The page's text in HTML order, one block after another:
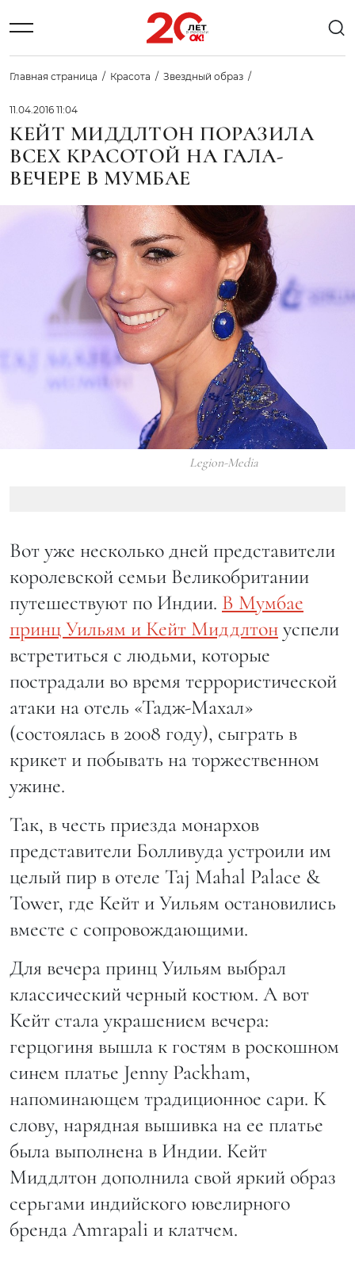
Главная страница Красота Звездный образ
11.04.2016 11:04
КЕЙТ МИДДЛТОН ПОРАЗИЛА
ВСЕХ КРАСОТОЙ НА ГАЛА-
ВЕЧЕРЕ В МУМБАЕ
Legion-Media
Вот уже несколько дней представители
королевской семьи Великобритании
путешествуют по Индии. В Мумбае
принц Уильям и Кейт Миддлтонуспели
встретиться с людьми, которые
пострадали во время террористической
атаки на отель «Тадж-Махал»
(состоялась в 2008 году), сыграть в
крикет и побывать на торжественном
ужине.
Так, в честь приезда монархов
представители Болливуда устроили им
целый пир в отеле Taj Mahal Palace &
Tower, где Кейт и Уильям остановились
вместе с сопровождающими.
Для вечера принц Уильям выбрал
классический черный костюм. А вот
Кейт стала украшением вечера:
герцогиня вышла к гостям в роскошном
синем платье Jenny Packham,
напоминающем традиционное сари. К
слову, нарядная вышивка на ее платье
была выполнена в Индии. Кейт
Миддлтон дополнила свой яркий образ
серьгами индийского ювелирного
бренда Amrapali и клатчем.